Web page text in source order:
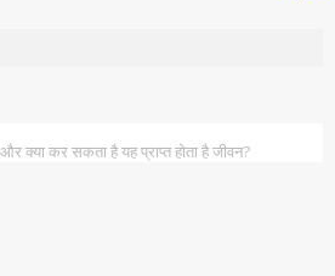
कर सकता है यह प्राप्त होता है जीवन?